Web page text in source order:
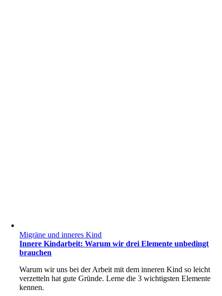
Migräne und inneres Kind
Innere Kindarbeit: Warum wir drei Elemente unbedingt
brauchen
Warum wir uns bei der Arbeit mit dem inneren Kind so leicht
verzetteln hat gute Gründe. Lerne die 3 wichtigsten Elemente
kennen.